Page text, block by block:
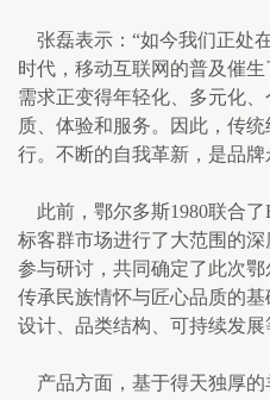
张磊表示：“如今我们正处
时代，移动互联网的普及催
需求正变得年轻化、多元化
质、体验和服务。因此，传
行。不断的自我革新，是品
此前，鄂尔多斯1980联合了
标客群市场进行了大范围的
参与研讨，共同确定了此次
传承民族情怀与匠心品质的
设计、品类结构、可持续发展
产品方面，基于得天独厚的